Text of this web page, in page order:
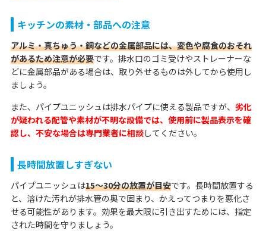
キッチンの素材・部品への注意
アルミ・真ちゅう・銅などの金属部品には、変色や腐食のおそれ
があるため注意が必要です。排水口のゴミ受けやストレーナーな
どに金属部品がある場合は、取り外せるものは外してから使用し
ましょう。
また、パイプユニッシュは排水パイプに使える製品ですが、 劣化
が疑われる配管や素材が不明な設備では、使用前に製品表示を確
認し、不安な場合は専門業者に相談してください。
長時間放置しすぎない
パイプユニッシュは15〜30分の放置が目安です。長時間放置する
と、溶けた汚れが排水管の奥で固まり、かえってつまりを悪化さ
せる可能性があります。効果を最大限に引き出すためには、指定
された時間を守りましょう。